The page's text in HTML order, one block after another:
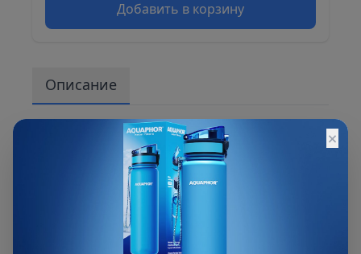
Добавить в корзину
Описание
Мембрана для гидроаккумулятора 80 литров
от компании «ДЖИЛЕКС» применяется для
разделения внутри гидроаккумулятора
воздушной и водной сред. Мембрана
изготовлена из EPDM. Это искусственный
материал совершенно безвреден при
использовании с питьевой водой.
×